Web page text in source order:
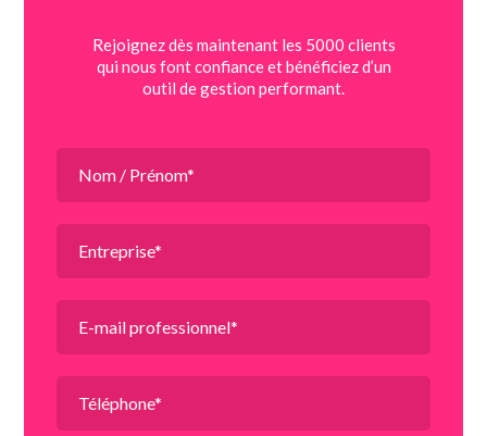
Rejoignez dès maintenant les 5000 clients
qui nous font confiance et bénéficiez d’un
outil de gestion performant.